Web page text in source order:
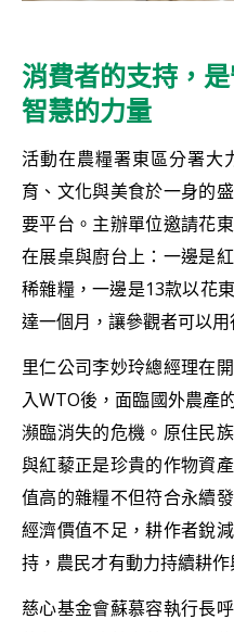
消費者的支持，
智慧的力量
活動在農糧署東區分署大
育、文化與美食於一身的
要平台。主辦單位邀請花
在展桌與廚台上：一邊是
稀雜糧，一邊是13款以花
達一個月，讓參觀者可以
里仁公司李妙玲總經理在
入WTO後，面臨國外農產
瀕臨消失的危機。原住民
與紅藜正是珍貴的作物資
值高的雜糧不但符合永續
經濟價值不足，耕作者銳
持，農民才有動力持續耕
慈心基金會蘇慕容執行長